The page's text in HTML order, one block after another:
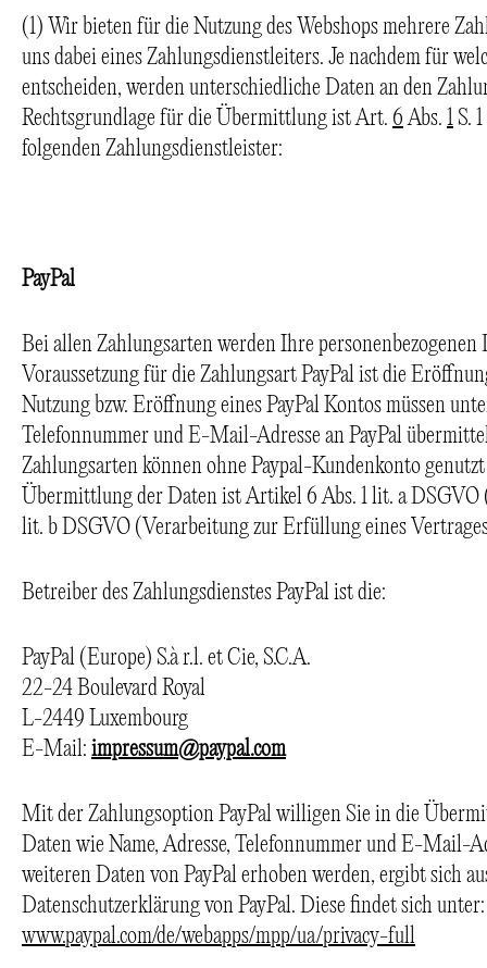
(1) Wir bieten für die Nutzung des Webshops mehrere
uns dabei eines Zahlungsdienstleiters. Je nachdem für
entscheiden, werden unterschiedliche Daten an den
Rechtsgrundlage für die Übermittlung ist Art. 6 Abs. 1 S.
folgenden Zahlungsdienstleister:
PayPal
Bei allen Zahlungsarten werden Ihre
Voraussetzung für die Zahlungsart PayPal ist die
Nutzung bzw. Eröffnung eines PayPal Kontos müssen
Telefonnummer und E-Mail-Adresse an PayPal
Zahlungsarten können ohne Paypal-Kundenkonto
Übermittlung der Daten ist Artikel 6 Abs. 1 lit. a
lit. b DSGVO (Verarbeitung zur Erfüllung eines
Betreiber des Zahlungsdienstes PayPal ist die:
PayPal (Europe) S.à r.l. et Cie, S.C.A.
22-24 Boulevard Royal
L-2449 Luxembourg
E-Mail: impressum@paypal.com
Mit der Zahlungsoption PayPal willigen Sie in die
Daten wie Name, Adresse, Telefonnummer und E-Mail-
weiteren Daten von PayPal erhoben werden, ergibt sich
Datenschutzerklärung von PayPal. Diese findet sich unter:
www.paypal.com/de/webapps/mpp/ua/privacy-full